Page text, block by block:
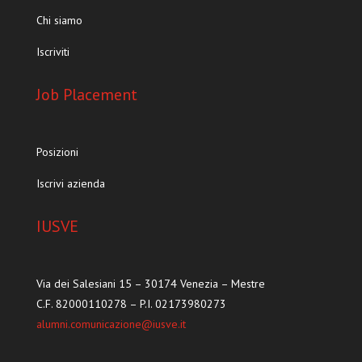
Chi siamo
Iscriviti
Job Placement
Posizioni
Iscrivi azienda
IUSVE
Via dei Salesiani 15 – 30174 Venezia – Mestre
C.F. 82000110278 – P.I. 02173980273
alumni.comunicazione@iusve.it